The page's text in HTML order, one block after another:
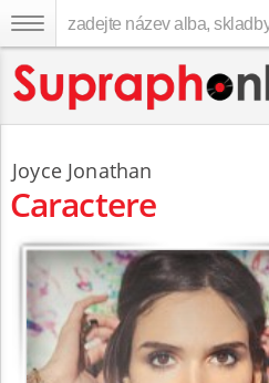
Joyce Jonathan
Caractere